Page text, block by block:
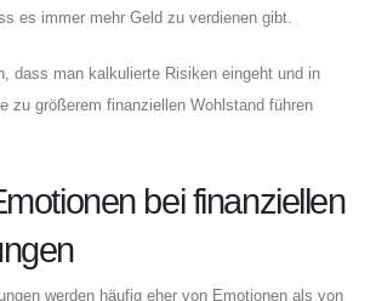
es immer mehr Geld zu verdienen gibt.
dass man kalkulierte Risiken eingeht und in
zu größerem finanziellen Wohlstand führen
bei finanziellen
werden häufig eher von Emotionen als von